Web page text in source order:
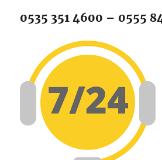
0535 351 4600 – 0555